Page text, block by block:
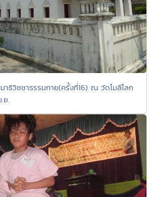
าธิวิชชาธรรมกาย(ครั้งที่16) ณ วัดโมลีโลก
ย.